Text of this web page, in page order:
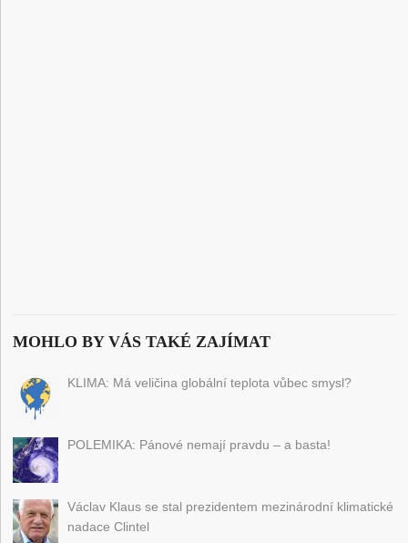
MOHLO BY VÁS TAKÉ ZAJÍMAT
KLIMA: Má veličina globální teplota vůbec smysl?
POLEMIKA: Pánové nemají pravdu – a basta!
Václav Klaus se stal prezidentem mezinárodní klimatické
nadace Clintel